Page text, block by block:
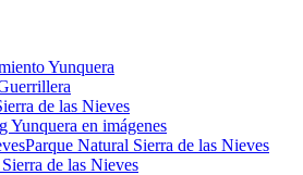
Yunquera
de las Nieves
Yunquera en imágenes
Parque Natural Sierra de las Nieves
de las Nieves